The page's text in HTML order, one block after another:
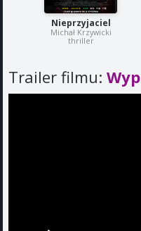
Nieprzyjaciel
Michał Krzywicki
thriller
Trailer filmu: